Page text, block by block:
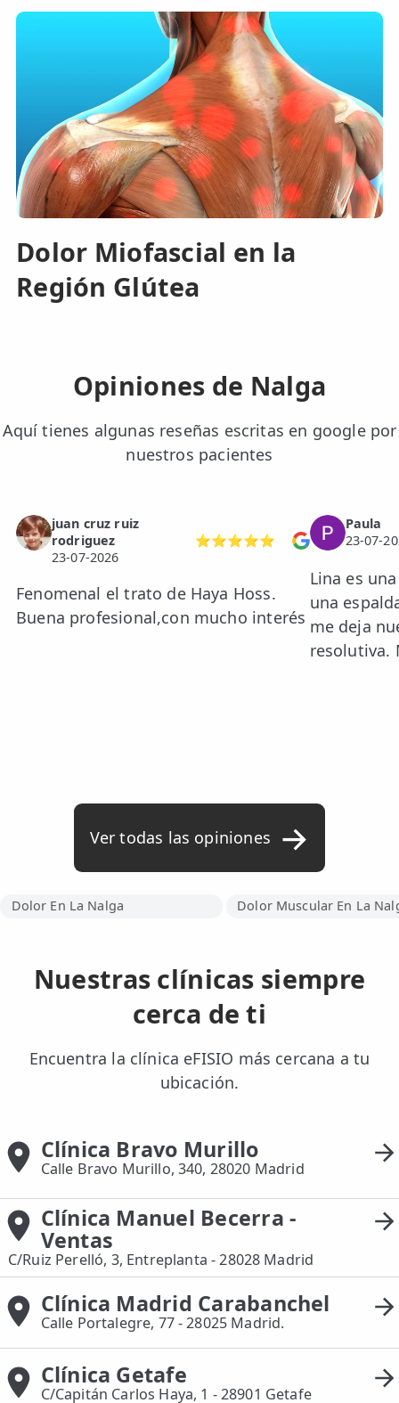
Dolor Miofascial en la
Región Glútea
Opiniones de Nalga
Aquí tienes algunas reseñas escritas en google por
nuestros pacientes
juan cruz ruiz
rodriguez
23-07-2026
⭐⭐⭐⭐⭐
Fenomenal el trato de Haya Hoss.
Buena profesional,con mucho interés
Paula
23-07-
Lina es
una
me deja
resolutiva.
Ver todas las opiniones
Dolor En La Nalga Dolor Muscular En La
Nuestras clínicas siempre
cerca de ti
Encuentra la clínica eFISIO más cercana a tu
ubicación.
Clínica Bravo Murillo
Calle Bravo Murillo, 340, 28020 Madrid
Clínica Manuel Becerra -
Ventas
C/Ruiz Perelló, 3, Entreplanta - 28028 Madrid
Clínica Madrid Carabanchel
Calle Portalegre, 77 - 28025 Madrid.
Clínica Getafe
C/Capitán Carlos Haya, 1 - 28901 Getafe